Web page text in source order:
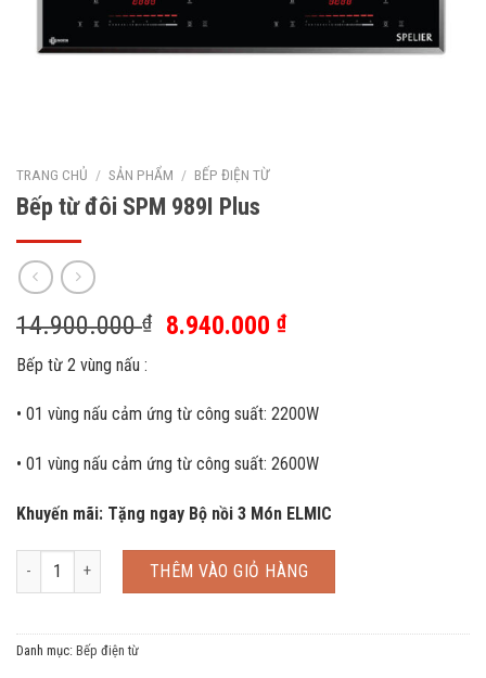
TRANG CHỦ / SẢN PHẨM / BẾP ĐIỆN TỪ
Bếp từ đôi SPM 989I Plus
14.900.000₫ 8.940.000₫
Bếp từ 2 vùng nấu :
• 01 vùng nấu cảm ứng từ công suất: 2200W
• 01 vùng nấu cảm ứng từ công suất: 2600W
Khuyến mãi: Tặng ngay Bộ nồi 3 Món ELMIC
Bếp từ đôi SPM 989I Plus số lượng
THÊM VÀO GIỎ HÀNG
Danh mục: Bếp điện từ